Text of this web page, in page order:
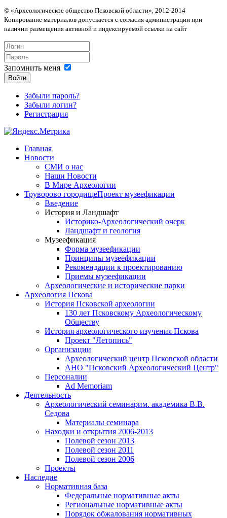
© «Археологическое общество Псковской области», 2012-2014
Копирование материалов допускается с согласия администрации при
наличии размещения активной и индексируемой ссылки на сайт
Запомнить меня
Войти
Забыли пароль?
Забыли логин?
Регистрация
Главная
Новости
СМИ о нас
Наши Новости
В Мире Археологии
Труворово городищеПроект музеефикации
Введение
История и Ландшафт
Историко-Археологический очерк
Ландшафт и геология
Музеефикация
Форма музеефикации
Принципы музеефикации
Рекомендации к проектированию
Приемы музеефикации
Археологические и исторические парки
Археология Пскова
История Псковской археологии
130 лет Псковскому Археологическому
Обществу
История археологического изучения Пскова
Проект "Летопись"
Организации
Археологический центр Псковской области
АНО "Псковский Археологический Центр"
Персоналии
Ad Memoriam
Деятельность
Археологический семинарим. академика В.В.
Седова
Материалы семинара
Находки и открытия 2006-2013
Полевой сезон 2013
Полевой сезон 2011
Полевой сезон 2006
Проекты
Наследие
Нормативная база
Федеральные нормативные акты
Региональные нормативные акты
Порядок обжалования нормативных